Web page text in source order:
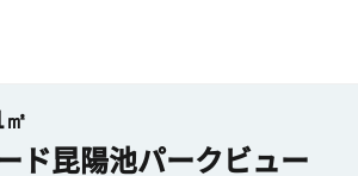
ド昆陽池パークビュー